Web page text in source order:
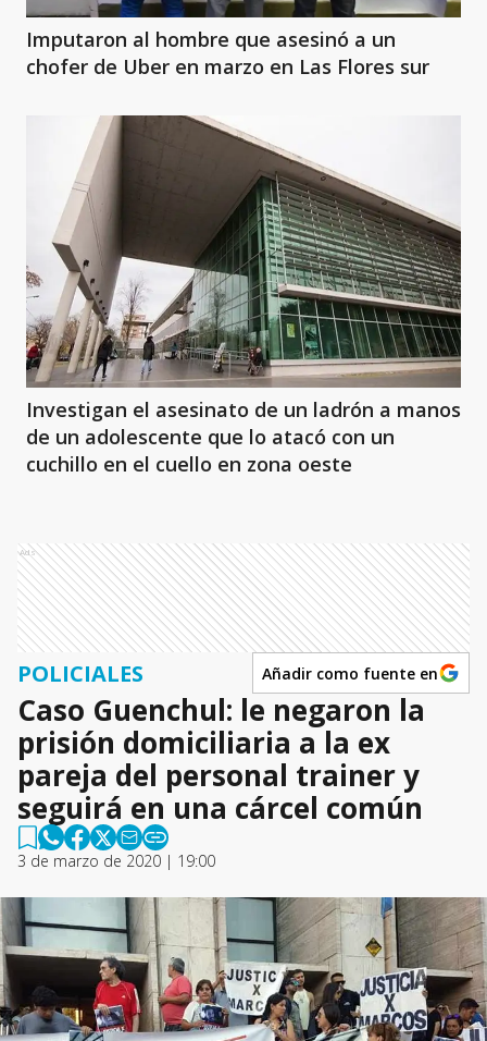
Imputaron al hombre que asesinó a un
chofer de Uber en marzo en Las Flores sur
Investigan el asesinato de un ladrón a manos
de un adolescente que lo atacó con un
cuchillo en el cuello en zona oeste
Ads
POLICIALES Añadir como fuente en
Caso Guenchul: le negaron la
prisión domiciliaria a la ex
pareja del personal trainer y
seguirá en una cárcel común
3 de marzo de 2020 | 19:00